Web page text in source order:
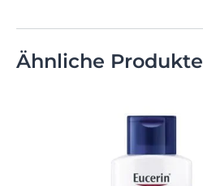
Ähnliche Produkte